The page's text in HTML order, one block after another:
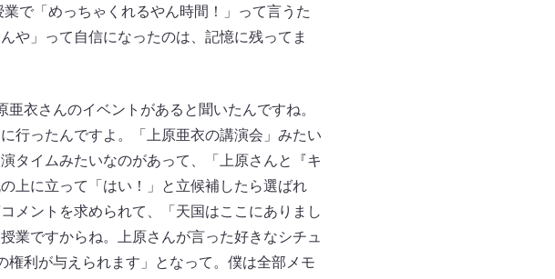
で「めっちゃくれるやん時間！」って言うた
や」って自信になったのは、記憶に残ってま
衣さんのイベントがあると聞いたんですね。
行ったんですよ。「上原亜衣の講演会」みたい
タイムみたいなのがあって、「上原さんと『キ
上に立って「はい！」と立候補したら選ばれ
メントを求められて、「天国はここにありまし
業ですからね。上原さんが言った好きなシチュ
利が与えられます」となって。僕は全部メモ